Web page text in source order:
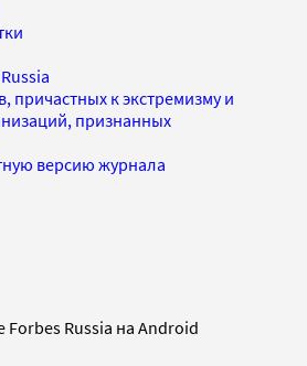
причастных к экстремизму и
признанных
версию журнала
Russia на Android